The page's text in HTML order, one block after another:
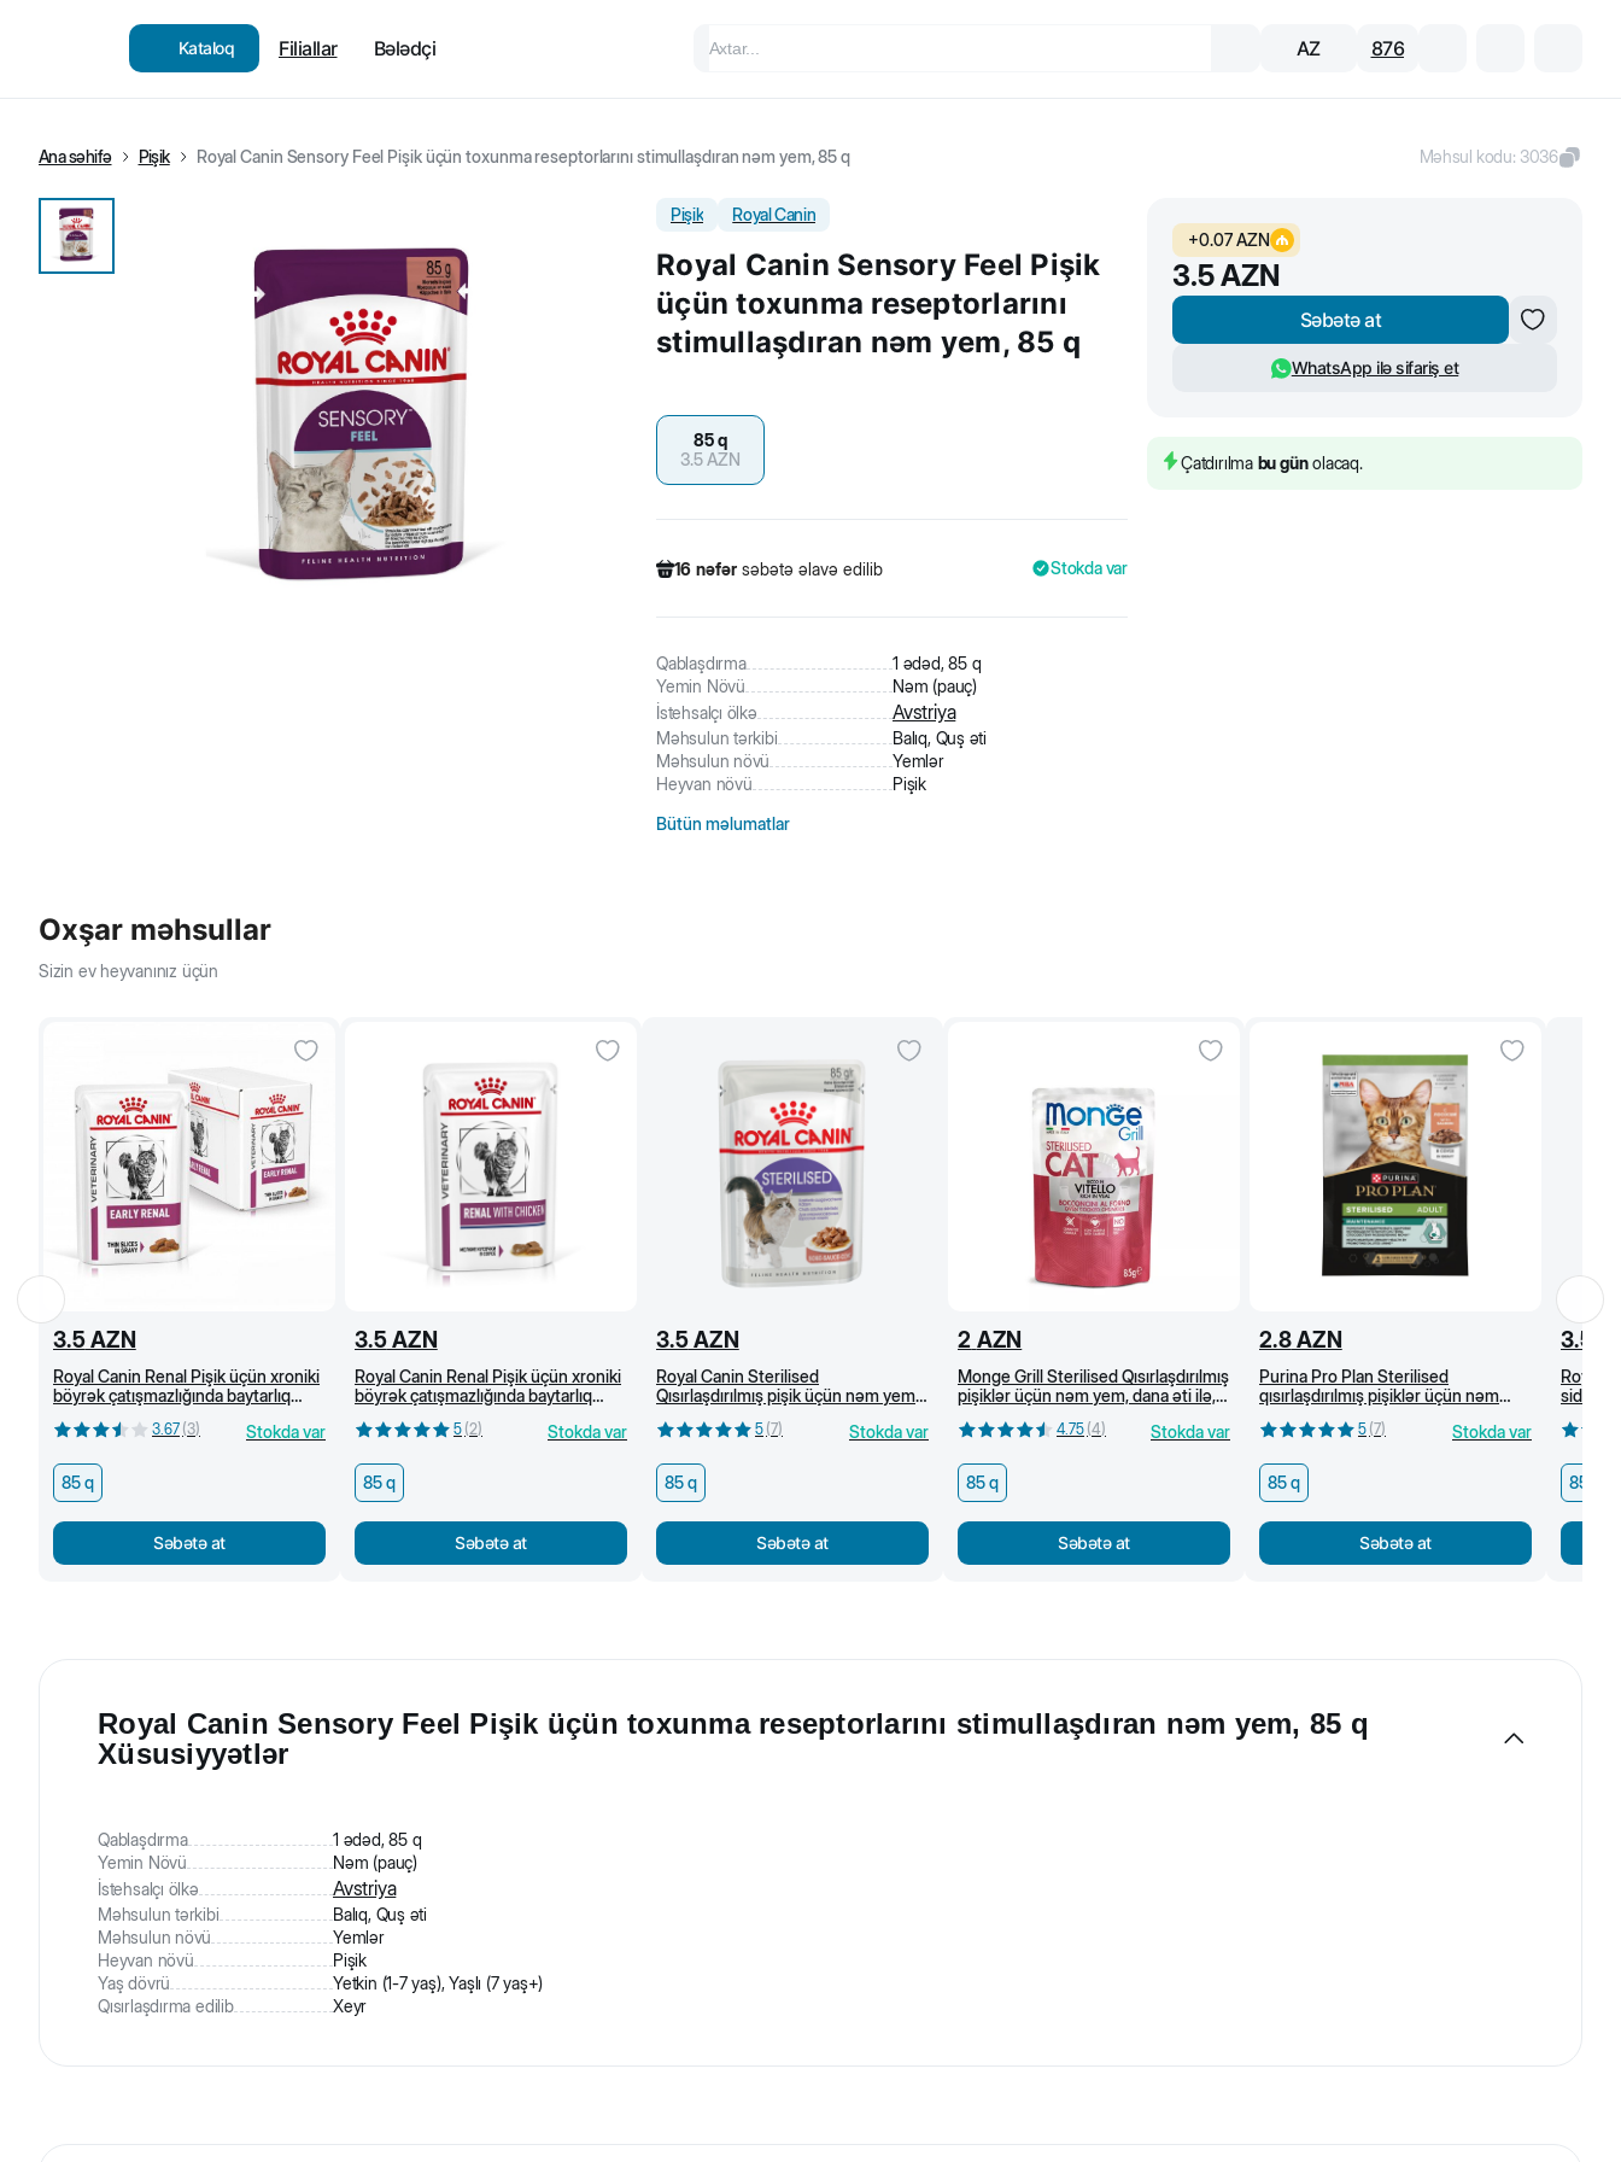
Kataloq Filiallar Bələdçi AZ 876
Ana səhifə Pişik Royal Canin Sensory Feel Pişik üçün toxunma reseptorlarını stimullaşdıran nəm yem, 85 q Məhsul kodu: 3036
Pişik Royal Canin
Royal Canin Sensory Feel Pişik
üçün toxunma reseptorlarını
stimullaşdıran nəm yem, 85 q
16 nəfər səbətə əlavə edilib
16 nəfər səbətə əlavə edilib
Stokda var
85 q
3.5AZN
Qablaşdırma
1 ədəd, 85 q
Yemin Növü
Nəm (pauç)
İstehsalçı ölkə
Avstriya
Məhsulun tərkibi
Balıq, Quş əti
Məhsulun növü
Yemlər
Heyvan növü
Pişik
Bütün məlumatlar
+0.07AZN
3.5AZN
Səbətə at
WhatsApp ilə sifariş et
Çatdırılma bu günolacaq.
Oxşar məhsullar
Sizin ev heyvanınız üçün
3.5 AZN
Royal Canin Renal Pişik üçün xroniki
böyrək çatışmazlığında baytarlıq
3.67 (3) Stokda var
85 q
Səbətə at
3.5 AZN
Royal Canin Renal Pişik üçün xroniki
böyrək çatışmazlığında baytarlıq
5 (2) Stokda var
85 q
Səbətə at
3.5 AZN
Royal Canin Sterilised
Qısırlaşdırılmış pişik üçün nəm yem
5 (7) Stokda var
85 q
Səbətə at
2 AZN
Monge Grill Sterilised Qısırlaşdırılmış
pişiklər üçün nəm yem, dana əti ilə,
4.75 (4) Stokda var
85 q
Səbətə at
2.8 AZN
Purina Pro Plan Sterilised
qısırlaşdırılmış pişiklər üçün nəm
5 (7) Stokda var
85 q
Səbətə at
3.5
Royal
sidik-
85 q
Royal Canin Sensory Feel Pişik üçün toxunma reseptorlarını stimullaşdıran nəm yem, 85 q
Xüsusiyyətlər
Qablaşdırma
1 ədəd, 85 q
Yemin Növü
Nəm (pauç)
İstehsalçı ölkə
Avstriya
Məhsulun tərkibi
Balıq, Quş əti
Məhsulun növü
Yemlər
Heyvan növü
Pişik
Yaş dövrü
Yetkin (1-7 yaş), Yaşlı (7 yaş+)
Qısırlaşdırma edilib
Xeyr